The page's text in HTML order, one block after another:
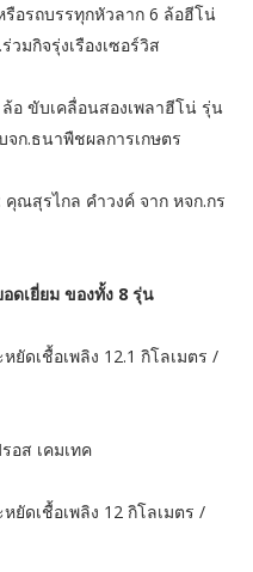
รือรถบรรทุกหัวลาก 6 ล้อฮีโน่
มกิจรุ่งเรืองเซอร์วิส
อ ขับเคลื่อนสองเพลาฮีโน่ รุ่น
จก.ธนาพืชผลการเกษตร
ณสุรไกล คำวงค์ จาก หจก.กร
เยี่ยม ของทั้ง 8 รุ่น
ยัดเชื้อเพลิง 12.1 กิโลเมตร /
อส เคมเทค
ยัดเชื้อเพลิง 12 กิโลเมตร /